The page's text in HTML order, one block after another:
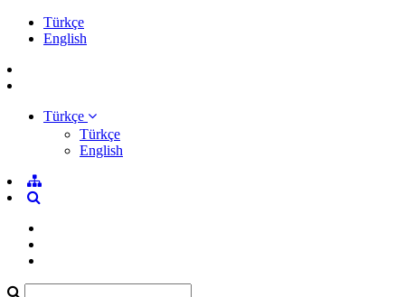
Türkçe
English
Türkçe
Türkçe
English